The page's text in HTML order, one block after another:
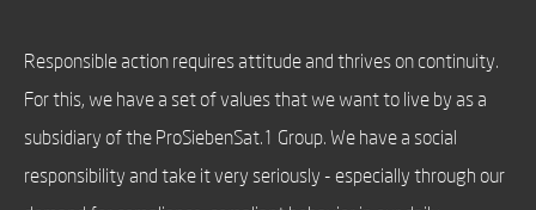
Responsible action requires attitude and thrives on continuity.
For this, we have a set of values that we want to live by as a
subsidiary of the ProSiebenSat.1 Group. We have a social
responsibility and take it very seriously - especially through our